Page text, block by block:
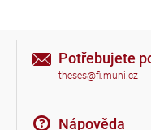
Potřebujete
theses@fi.muni.cz
Nápověda